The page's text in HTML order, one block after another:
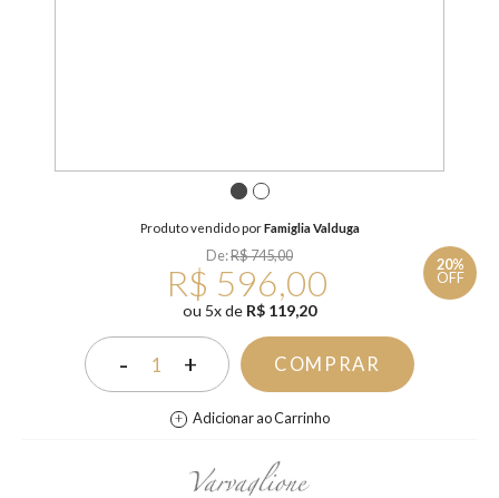
1 2
Produto vendido porFamiglia Valduga
20%
OFF
De:R$ 745,00
R$ 596,00
ou 5xde R$ 119,20
- 1 + COMPRAR
Adicionar ao Carrinho